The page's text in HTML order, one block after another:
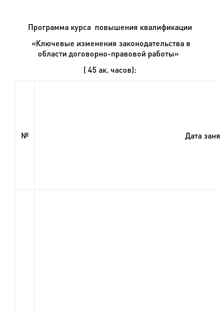
Программа курса повышения квалификации
«Ключевые изменения законодательства в
области договорно-правовой работы»
( 45 ак. часов):
№ Дата